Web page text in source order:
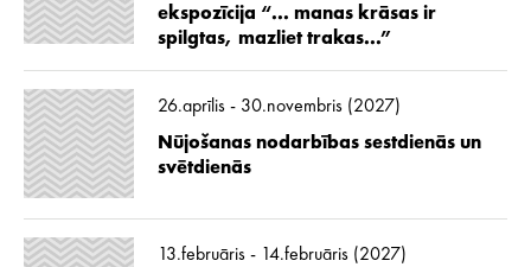
ekspozīcija “... manas krāsas ir
spilgtas, mazliet trakas...”
26.aprīlis - 30.novembris (2027)
Nūjošanas nodarbības sestdienās un
svētdienās
13.februāris - 14.februāris (2027)